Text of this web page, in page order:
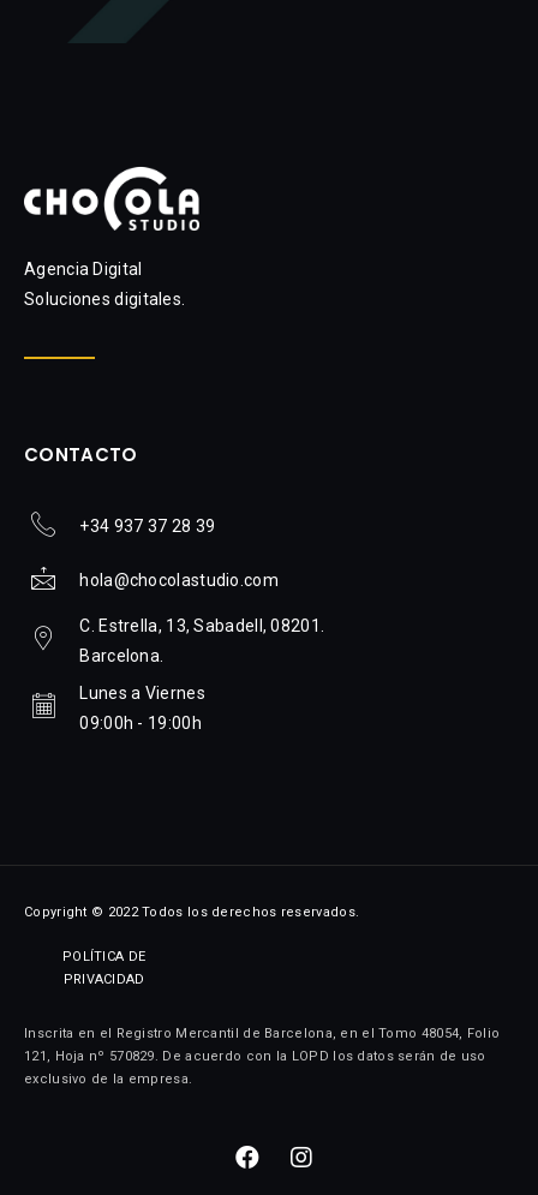
Agencia Digital
Soluciones digitales.
CONTACTO
+34 937 37 28 39
hola@chocolastudio.com
C. Estrella, 13, Sabadell, 08201.
Barcelona.
Lunes a Viernes
09:00h - 19:00h
Copyright © 2022 Todos los derechos reservados.
POLÍTICA DE
PRIVACIDAD
Inscrita en el Registro Mercantil de Barcelona, en el Tomo 48054, Folio
121, Hoja nº 570829. De acuerdo con la LOPD los datos serán de uso
exclusivo de la empresa.